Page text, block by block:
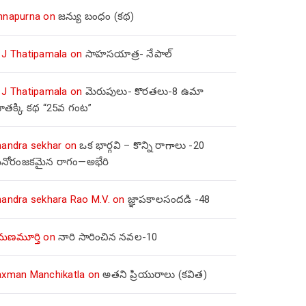
onజన్యు బంధం (కథ)
Thatipamala on సాహసయాత్ర- నేపాల్‌
Thatipamala on మెరుపులు- కొరతలు-8 ఉమా
కథ “25వ గంట”
sekhar onఒక భార్గవి – కొన్ని రాగాలు -20
రాగం—అభేరి
sekhara Rao M.V. on జ్ఞాపకాలసందడి -48
onనారి సారించిన నవల-10
Manchikatla onఅతని ప్రియురాలు (కవిత)